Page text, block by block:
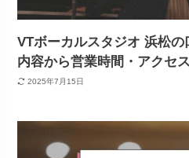
VTボーカルスタジオ 浜松
内容から営業時間・アクセ
2025年7月15日